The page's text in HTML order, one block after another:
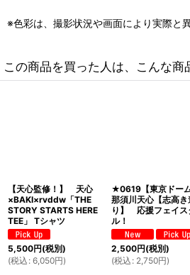
※色彩は、撮影状況や画面により実際と
この商品を買った人は、こんな商
【天心監修！】 天心
×BAKI×rvddw「THE
STORY STARTS HERE
TEE」 Tシャツ
5,500円(税別)
(税込 : 6,050円)
★0619【東京ドーム
那須川天心【志高き
り】 応援フェイス
ル！
2,500円(税別)
(税込 : 2,750円)